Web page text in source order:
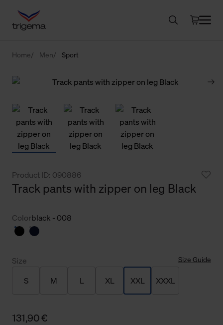
Home Men Sport
Product ID: 090886
Track pants with zipper on leg Black
Colorblack - 008
Size Size Guide
S M L XL XXL XXXL
131,90 €